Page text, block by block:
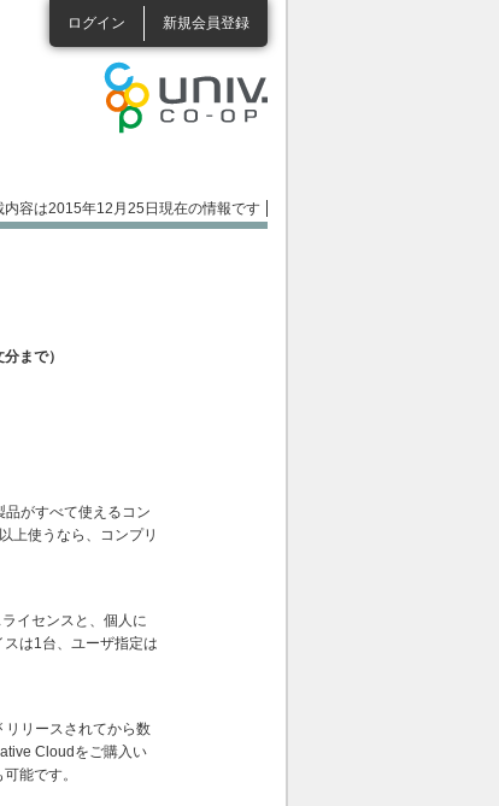
ログイン 新規会員登録
内容は2015年12月25日現在の情報です
まで）
がすべて使えるコン
上使うなら、コンプリ
イセンスと、個人に
は1台、ユーザ指定は
リースされてから数
Cloudをご購入い
能です。